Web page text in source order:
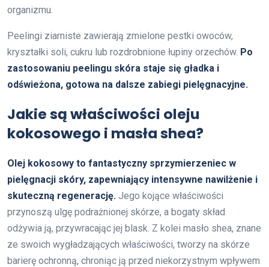
organizmu.
Peelingi ziarniste zawierają zmielone pestki owoców,
kryształki soli, cukru lub rozdrobnione łupiny orzechów. Po
zastosowaniu peelingu skóra staje się gładka i
odświeżona, gotowa na dalsze zabiegi pielęgnacyjne.
Jakie są właściwości oleju
kokosowego i masła shea?
Olej kokosowy to fantastyczny sprzymierzeniec w
pielęgnacji skóry, zapewniający intensywne nawilżenie i
skuteczną regenerację. Jego kojące właściwości
przynoszą ulgę podrażnionej skórze, a bogaty skład
odżywia ją, przywracając jej blask. Z kolei masło shea, znane
ze swoich wygładzających właściwości, tworzy na skórze
barierę ochronną, chroniąc ją przed niekorzystnym wpływem